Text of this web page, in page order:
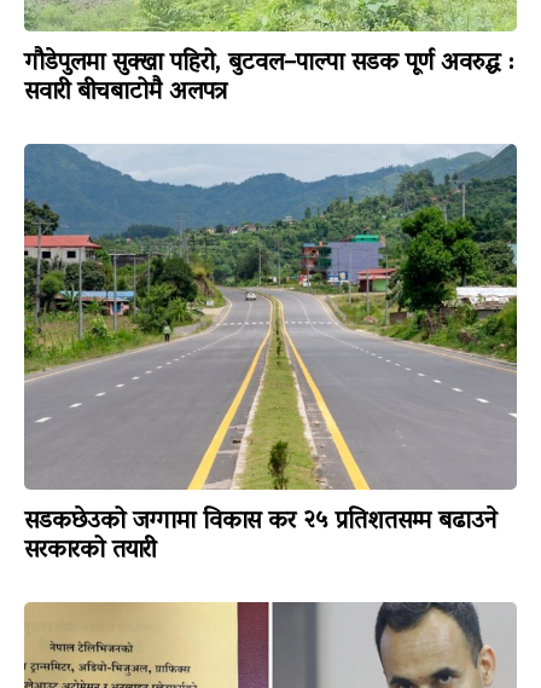
गौडेपुलमा सुक्खा पहिरो, बुटवल–पाल्पा सडक पूर्ण अवरुद्ध :
सवारी बीचबाटोमै अलपत्र
सडकछेउको जग्गामा विकास कर २५ प्रतिशतसम्म बढाउने
सरकारको तयारी